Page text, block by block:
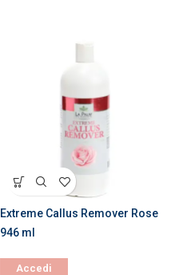
Extreme Callus Remover Rose
946 ml
Accedi